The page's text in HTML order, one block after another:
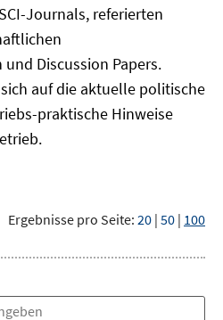
Journals, referierten
Discussion Papers.
auf die aktuelle politische
praktische Hinweise
Ergebnisse pro Seite: 20 | 50 | 100